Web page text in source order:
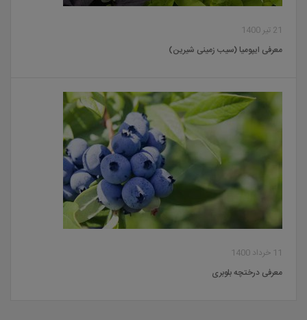
21 تیر 1400
معرفی ایپومیا (سیب زمینی شیرین)
11 خرداد 1400
معرفی درختچه بلوبری